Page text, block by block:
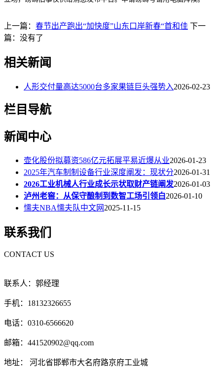
上一篇： 春节出产跑出“加快度”山东口岸新春“首和佳 下一
篇：没有了
相关新闻
人形交付量高达5000台多家果链巨头强势入2026-02-23
栏目导航
新闻中心
壶化股份拟募资586亿元拓展平易近爆从业2026-01-23
2025年汽车制制设备行业深度阐发：现状分2026-01-31
2026工业机械人行业成长示状取财产链阐发2026-01-03
泸州老窖：从保守酿制到数智工场引领白2026-01-10
懦夫NBA懦夫队中文网2025-11-15
联系我们
CONTACT US
联系人：郭经理
手机：18132326655
电话：0310-6566620
邮箱：441520902@qq.com
地址： 河北省邯郸市大名府路京府工业城